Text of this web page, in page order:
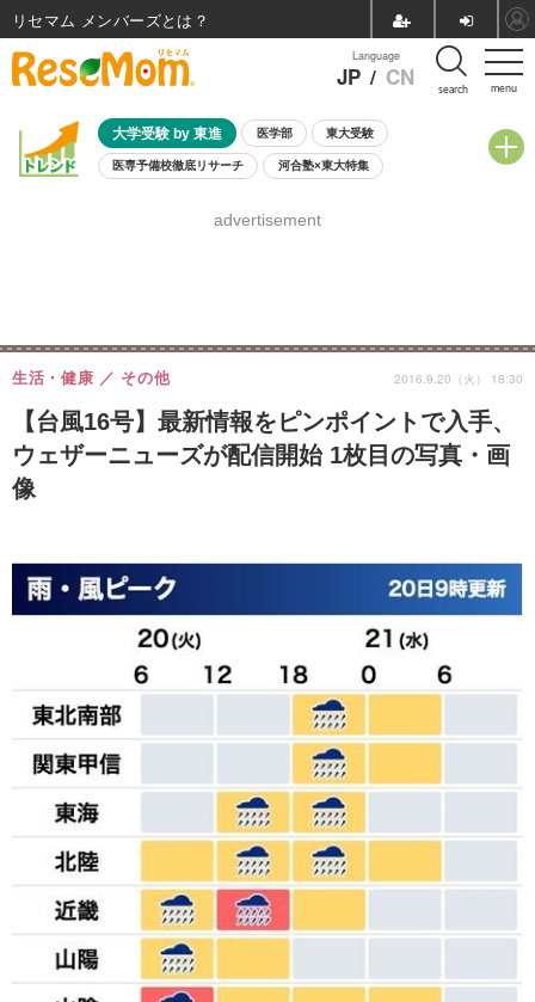
menu
Language
JP / CN search
大学受験 by 東進 医学部 東大受験
医専予備校徹底リサーチ 河合塾×東大特集
8月開催学校説明会・相談会
advertisement
【台風16号】最新情報をピンポイントで入手、
ウェザーニューズが配信開始 1枚目の写真・画
像
生活・健康 その他 2016.9.20（火） 18:30
リセマム メンバーズ